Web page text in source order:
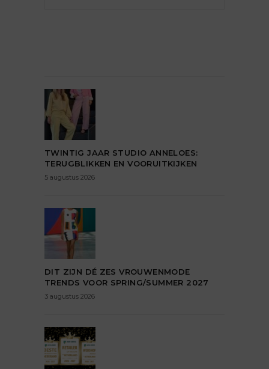
TWINTIG JAAR STUDIO ANNELOES:
TERUGBLIKKEN EN VOORUITKIJKEN
5 augustus 2026
DIT ZIJN DÉ ZES VROUWENMODE
TRENDS VOOR SPRING/SUMMER 2027
3 augustus 2026